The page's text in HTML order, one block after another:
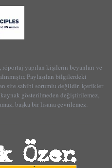
yapılan kişilerin beyanları ve
Paylaşılan bilgilerdeki
site sahibi sorumlu değildir. İçerikler
gösterilmeden değiştirilemez,
başka bir lisana çevrilemez.